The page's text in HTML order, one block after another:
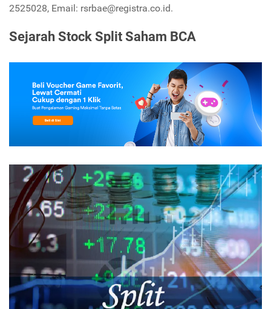
2525028, Email: rsrbae@registra.co.id.
Sejarah Stock Split Saham BCA